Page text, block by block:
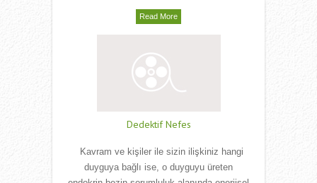
Read More
Dedektif Nefes
Kavram ve kişiler ile sizin ilişkiniz hangi
duyguya bağlı ise, o duyguyu üreten